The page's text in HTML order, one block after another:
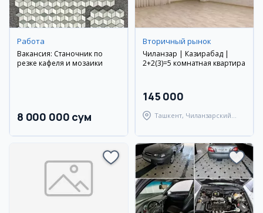
Работа
Вакансия: Станочник по
резке кафеля и мозаики
8 000 000 сум
Вторичный рынок
Чиланзар | Казирабад |
2+2(3)=5 комнатная квартира
145 000
Ташкент, Чиланзарский